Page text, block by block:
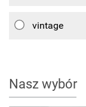
vintage
Nasz wybór